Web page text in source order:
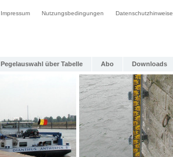
Impressum Nutzungsbedingungen Datenschutzhinweise
Pegelauswahl über Tabelle Abo Downloads